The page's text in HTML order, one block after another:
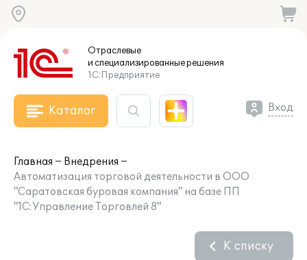
Отраслевые
и специализированныерешения
1С:Предприятие
Каталог Вход
Главная
Внедрения
Автоматизация торговой деятельности в ООО
"Саратовская буровая компания" на базе ПП
"1С:Управление Торговлей 8"
К списку